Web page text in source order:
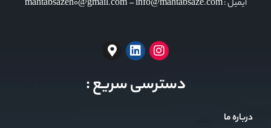
ایمیل : mahtabsazeh0@gmail.com – info@mahtabsaze.com
دسترسی سریع :
درباره ما